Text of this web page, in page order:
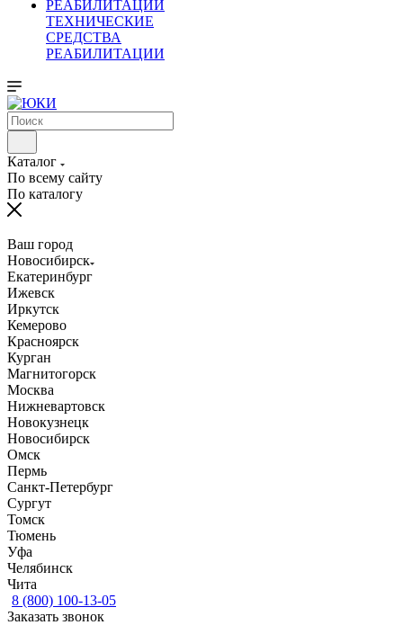
ТЕХНИЧЕСКИЕ
СРЕДСТВА
РЕАБИЛИТАЦИИ
Каталог
По всему сайту
По каталогу
Ваш город
Новосибирск
Екатеринбург
Ижевск
Иркутск
Кемерово
Красноярск
Курган
Магнитогорск
Москва
Нижневартовск
Новокузнецк
Новосибирск
Омск
Пермь
Санкт-Петербург
Сургут
Томск
Тюмень
Уфа
Челябинск
Чита
8 (800) 100-13-05
Заказать звонок